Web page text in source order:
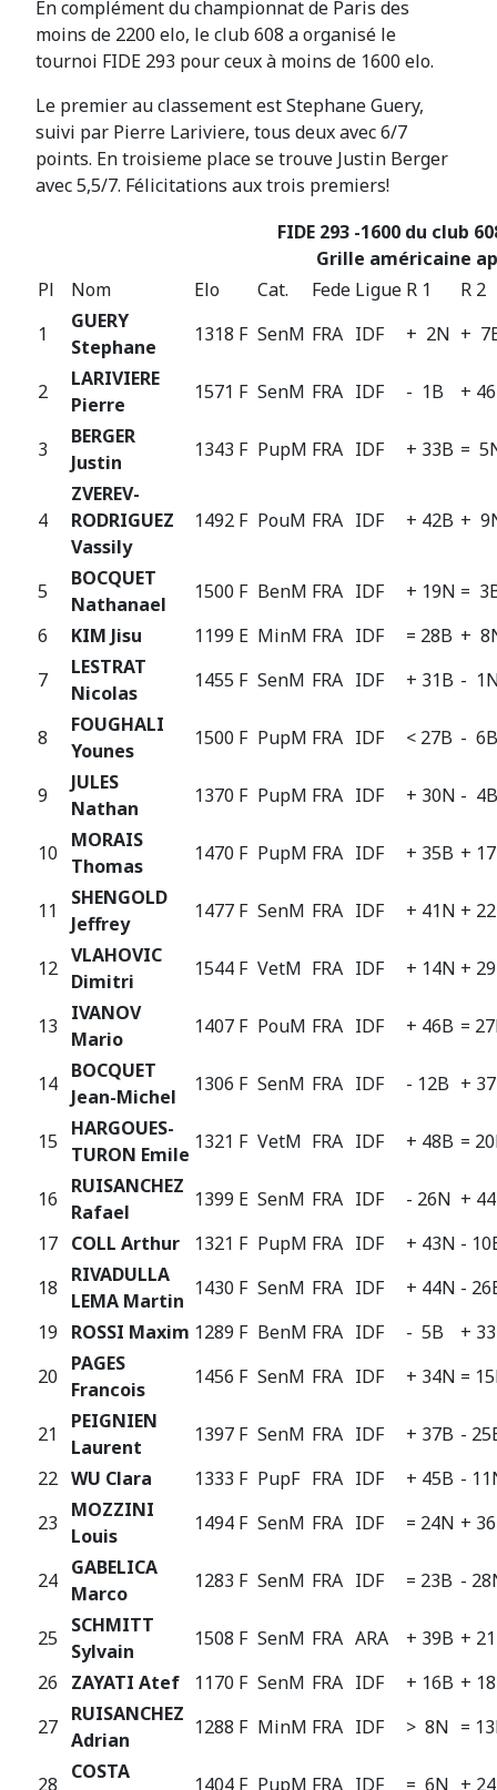
En complément du championnat de Paris des
moins de 2200 elo, le club 608 a organisé le
tournoi FIDE 293 pour ceux à moins de 1600 elo.
Le premier au classement est Stephane Guery,
suivi par Pierre Lariviere, tous deux avec 6/7
points. En troisieme place se trouve Justin Berger
avec 5,5/7. Félicitations aux trois premiers!
FIDE 293 -1600 du club
Grille américaine
Pl
Nom Elo Cat. Fede Ligue R 1
R 2
1
GUERY
Stephane
1318 F SenM FRA IDF + 2N +
2
LARIVIERE
Pierre
1571 F SenM FRA IDF - 1B +
3
BERGER
Justin
1343 F PupM FRA IDF + 33B =
4
ZVEREV-
RODRIGUEZ
Vassily
1492 F PouM FRA IDF + 42B +
5
BOCQUET
Nathanael
1500 F BenM FRA IDF + 19N =
6
KIM Jisu 1199 E MinM FRA IDF = 28B +
7
LESTRAT
Nicolas
1455 F SenM FRA IDF + 31B -
8
FOUGHALI
Younes
1500 F PupM FRA IDF < 27B - 6B
9
JULES
Nathan
1370 F PupM FRA IDF + 30N - 4B
10
MORAIS
Thomas
1470 F PupM FRA IDF + 35B +
11
SHENGOLD
Jeffrey
1477 F SenM FRA IDF + 41N +
12
VLAHOVIC
Dimitri
1544 F VetM FRA IDF + 14N +
13
IVANOV
Mario
1407 F PouM FRA IDF + 46B =
14
BOCQUET
Jean-Michel
1306 F SenM FRA IDF - 12B +
15
HARGOUES-
TURON Emile
1321 F VetM FRA IDF + 48B =
16
RUISANCHEZ
Rafael
1399 E SenM FRA IDF - 26N +
17 COLL Arthur 1321 F PupM FRA IDF + 43N -
18
RIVADULLA
LEMA Martin
1430 F SenM FRA IDF + 44N -
19
ROSSI Maxim 1289 F BenM FRA IDF - 5B
+
20
PAGES
Francois
1456 F SenM FRA IDF + 34N =
21
PEIGNIEN
Laurent
1397 F SenM FRA IDF + 37B -
22 WU Clara 1333 F PupF FRA IDF + 45B -
23
MOZZINI
Louis
1494 F SenM FRA IDF = 24N +
24
GABELICA
Marco
1283 F SenM FRA IDF = 23B -
25
SCHMITT
Sylvain
1508 F SenM FRA ARA + 39B +
26
ZAYATI Atef 1170 F SenM FRA IDF + 16B +
27
RUISANCHEZ
Adrian
1288 F MinM FRA IDF > 8N =
28
COSTA
1404 F PupM FRA IDF = 6N +